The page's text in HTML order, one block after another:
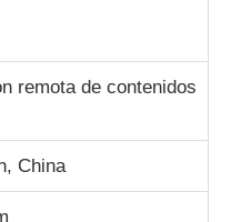
remota de contenidos
China